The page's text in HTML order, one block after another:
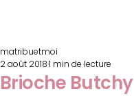
Brioche Butchy
matribuetmoi
2 août 20181 min de lecture